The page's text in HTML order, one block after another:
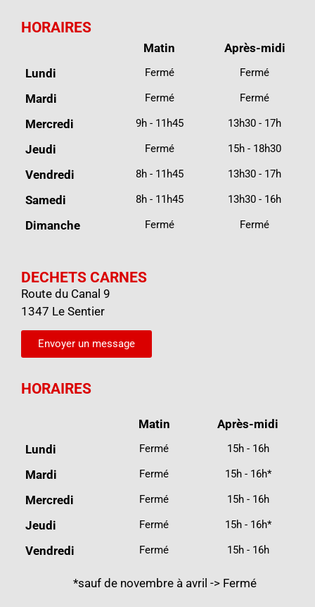
HORAIRES
Matin
Après-midi
Lundi
Fermé Fermé
Mardi Fermé Fermé
Mercredi 9h - 11h45 13h30 - 17h
Jeudi Fermé 15h - 18h30
Vendredi 8h - 11h45 13h30 - 17h
Samedi 8h - 11h45 13h30 - 16h
Dimanche Fermé Fermé
DECHETS CARNES
Route du Canal 9
1347 Le Sentier
Envoyer un message
HORAIRES
Matin
Après-midi
Lundi
Fermé 15h - 16h
Mardi Fermé 15h - 16h*
Mercredi Fermé 15h - 16h
Jeudi Fermé 15h - 16h*
Vendredi Fermé 15h - 16h
*sauf de novembre à avril -> Fermé